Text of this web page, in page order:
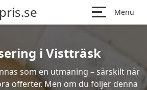
Menu
i Vistträsk
som en utmaning – särskilt när
offerter. Men om du följer denna